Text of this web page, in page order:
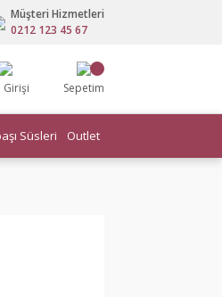
Müşteri Hizmetleri
0212 123 45 67
Girişi Sepetim
Süsleri Outlet